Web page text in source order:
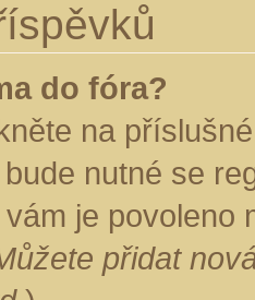
do fóra?
na
nutné se
je
přidat